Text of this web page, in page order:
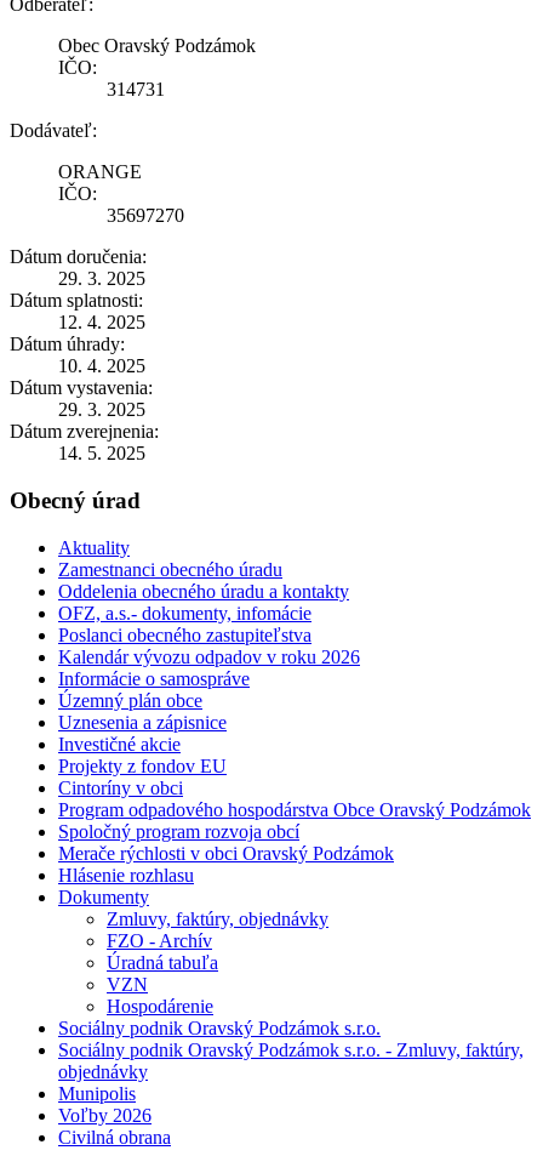
Odberateľ:
Obec Oravský Podzámok
IČO:
314731
Dodávateľ:
ORANGE
IČO:
35697270
Dátum doručenia:
29. 3. 2025
Dátum splatnosti:
12. 4. 2025
Dátum úhrady:
10. 4. 2025
Dátum vystavenia:
29. 3. 2025
Dátum zverejnenia:
14. 5. 2025
Obecný úrad
Aktuality
Zamestnanci obecného úradu
Oddelenia obecného úradu a kontakty
OFZ, a.s.- dokumenty, infomácie
Poslanci obecného zastupiteľstva
Kalendár vývozu odpadov v roku 2026
Informácie o samospráve
Územný plán obce
Uznesenia a zápisnice
Investičné akcie
Projekty z fondov EU
Cintoríny v obci
Program odpadového hospodárstva Obce Oravský Podzámok
Spoločný program rozvoja obcí
Merače rýchlosti v obci Oravský Podzámok
Hlásenie rozhlasu
Dokumenty
Zmluvy, faktúry, objednávky
FZO - Archív
Úradná tabuľa
VZN
Hospodárenie
Sociálny podnik Oravský Podzámok s.r.o.
Sociálny podnik Oravský Podzámok s.r.o. - Zmluvy, faktúry,
objednávky
Munipolis
Voľby 2026
Civilná obrana